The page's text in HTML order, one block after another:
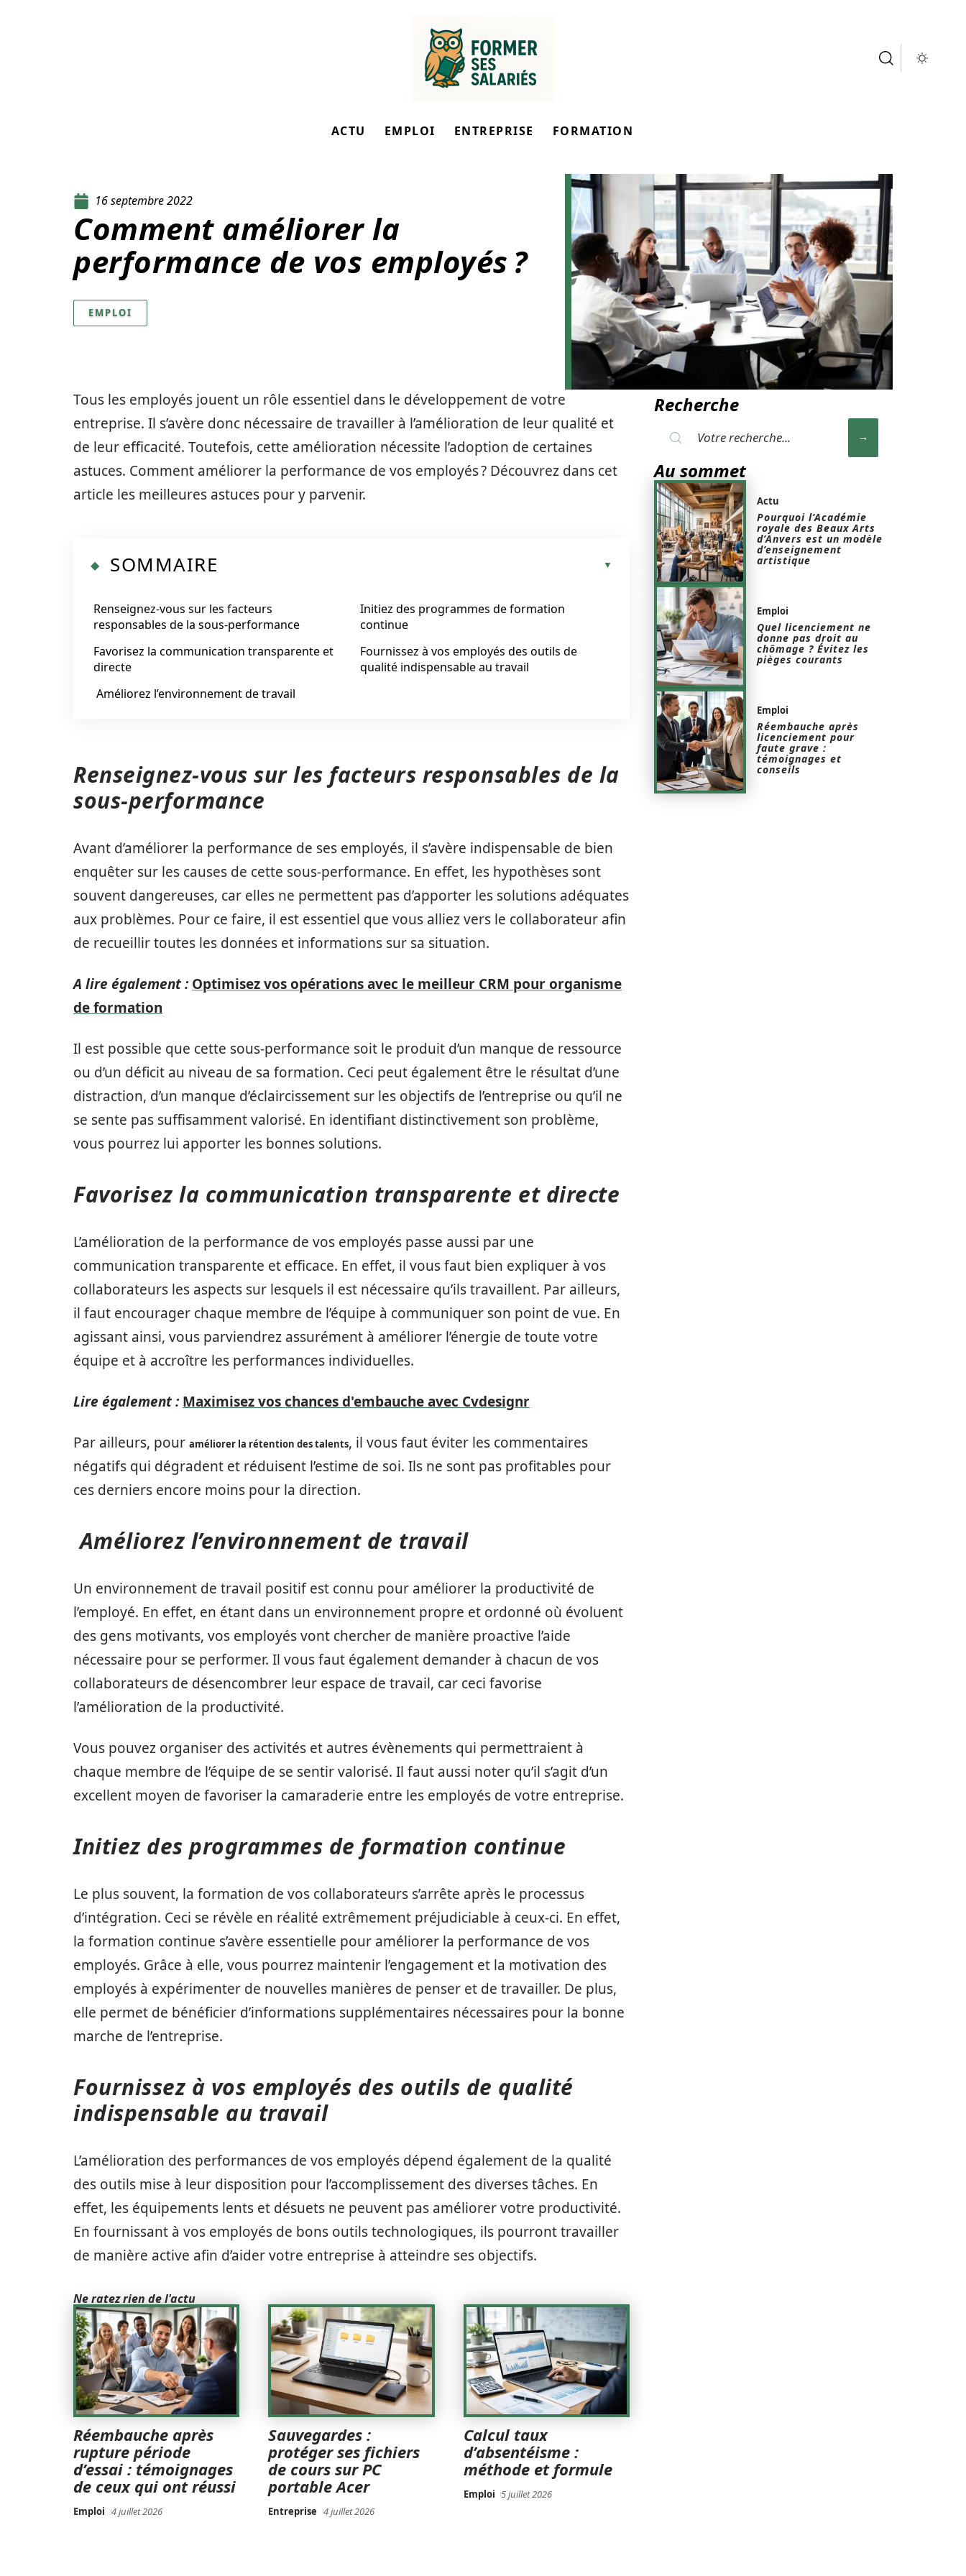
ACTU EMPLOI ENTREPRISE FORMATION
16 septembre 2022
Comment améliorer la
performance de vos employés ?
EMPLOI
Tous les employés jouent un rôle essentiel dans le développement de votre
entreprise. Il s’avère donc nécessaire de travailler à l’amélioration de leur qualité et
de leur efficacité. Toutefois, cette amélioration nécessite l’adoption de certaines
astuces. Comment améliorer la performance de vos employés ? Découvrez dans cet
article les meilleures astuces pour y parvenir.
SOMMAIRE
Renseignez-vous sur les facteurs
responsables de la sous-performance
Favorisez la communication transparente et
directe
Améliorez l’environnement de travail
Initiez des programmes de formation
continue
Fournissez à vos employés des outils de
qualité indispensable au travail
Renseignez-vous sur les facteurs responsables de la
sous-performance
Avant d’améliorer la performance de ses employés, il s’avère indispensable de bien
enquêter sur les causes de cette sous-performance. En effet, les hypothèses sont
souvent dangereuses, car elles ne permettent pas d’apporter les solutions adéquates
aux problèmes. Pour ce faire, il est essentiel que vous alliez vers le collaborateur afin
de recueillir toutes les données et informations sur sa situation.
A lire également : Optimisez vos opérations avec le meilleur CRM pour organisme
de formation
Il est possible que cette sous-performance soit le produit d’un manque de ressource
ou d’un déficit au niveau de sa formation. Ceci peut également être le résultat d’une
distraction, d’un manque d’éclaircissement sur les objectifs de l’entreprise ou qu’il ne
se sente pas suffisamment valorisé. En identifiant distinctivement son problème,
vous pourrez lui apporter les bonnes solutions.
Favorisez la communication transparente et directe
L’amélioration de la performance de vos employés passe aussi par une
communication transparente et efficace. En effet, il vous faut bien expliquer à vos
collaborateurs les aspects sur lesquels il est nécessaire qu’ils travaillent. Par ailleurs,
il faut encourager chaque membre de l’équipe à communiquer son point de vue. En
agissant ainsi, vous parviendrez assurément à améliorer l’énergie de toute votre
équipe et à accroître les performances individuelles.
Lire également : Maximisez vos chances d'embauche avec Cvdesignr
Par ailleurs, pour améliorer la rétention des talents, il vous faut éviter les commentaires
négatifs qui dégradent et réduisent l’estime de soi. Ils ne sont pas profitables pour
ces derniers encore moins pour la direction.
Améliorez l’environnement de travail
Un environnement de travail positif est connu pour améliorer la productivité de
l’employé. En effet, en étant dans un environnement propre et ordonné où évoluent
des gens motivants, vos employés vont chercher de manière proactive l’aide
nécessaire pour se performer. Il vous faut également demander à chacun de vos
collaborateurs de désencombrer leur espace de travail, car ceci favorise
l’amélioration de la productivité.
Vous pouvez organiser des activités et autres évènements qui permettraient à
chaque membre de l’équipe de se sentir valorisé. Il faut aussi noter qu’il s’agit d’un
excellent moyen de favoriser la camaraderie entre les employés de votre entreprise.
Initiez des programmes de formation continue
Le plus souvent, la formation de vos collaborateurs s’arrête après le processus
d’intégration. Ceci se révèle en réalité extrêmement préjudiciable à ceux-ci. En effet,
la formation continue s’avère essentielle pour améliorer la performance de vos
employés. Grâce à elle, vous pourrez maintenir l’engagement et la motivation des
employés à expérimenter de nouvelles manières de penser et de travailler. De plus,
elle permet de bénéficier d’informations supplémentaires nécessaires pour la bonne
marche de l’entreprise.
Fournissez à vos employés des outils de qualité
indispensable au travail
L’amélioration des performances de vos employés dépend également de la qualité
des outils mise à leur disposition pour l’accomplissement des diverses tâches. En
effet, les équipements lents et désuets ne peuvent pas améliorer votre productivité.
En fournissant à vos employés de bons outils technologiques, ils pourront travailler
de manière active afin d’aider votre entreprise à atteindre ses objectifs.
Ne ratez rien de l'actu
Réembauche après
rupture période
d’essai : témoignages
de ceux qui ont réussi
Emploi 4 juillet 2026
Sauvegardes :
protéger ses fichiers
de cours sur PC
portable Acer
Entreprise 4 juillet 2026
Calcul taux
d’absentéisme :
méthode et formule
Emploi 5 juillet 2026
Recherche
Au sommet
Actu
Pourquoi l’Académie
royale des Beaux Arts
d’Anvers est un modèle
d’enseignement
artistique
Emploi
Quel licenciement ne
donne pas droit au
chômage ? Évitez les
pièges courants
Emploi
Réembauche après
licenciement pour
faute grave :
témoignages et
conseils